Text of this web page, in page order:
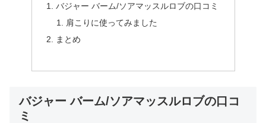
バジャー バーム/ソアマッスルロブの口コミ
肩こりに使ってみました
まとめ
バジャー バーム/ソアマッスルロブの口コ
ミ